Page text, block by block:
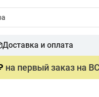
Доставка и оплата
на первый заказ на